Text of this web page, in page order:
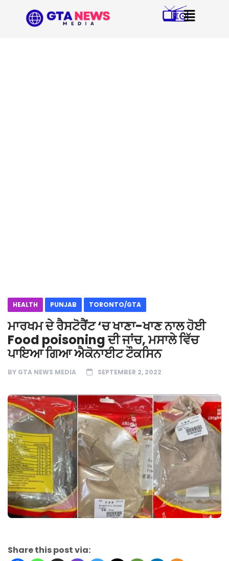
HEALTH PUNJAB TORONTO/GTA
ਮਾਰਖਮ ਦੇ ਰੈਸਟੋਰੈਂਟ ‘ਚ ਖਾਣਾ-ਖਾਣ ਨਾਲ ਹੋਈ
Food poisoning ਦੀ ਜਾਂਚ, ਮਸਾਲੇ ਵਿੱਚ
ਪਾਇਆ ਗਿਆ ਐਕੋਨਾਈਟ ਟੌਕਸਿਨ
BY GTA NEWS MEDIA SEPTEMBER 2, 2022
Share this post via: